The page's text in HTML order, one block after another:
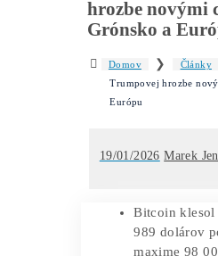
Bitcoin
hrozbe
Európu